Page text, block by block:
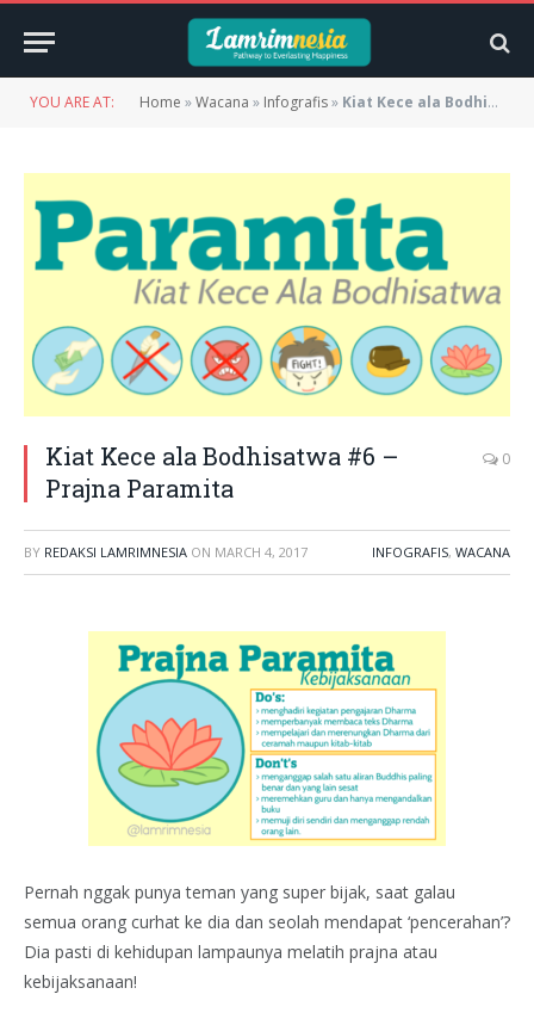
YOU ARE AT: Home »Wacana » Infografis» Kiat Kece ala Bodhisatwa #6 – Prajna Paramita
Kiat Kece ala Bodhisatwa #6 –
Prajna Paramita
0
BY REDAKSI LAMRIMNESIA ON MARCH 4, 2017 INFOGRAFIS, WACANA
Pernah nggak punya teman yang super bijak, saat galau
semua orang curhat ke dia dan seolah mendapat ‘pencerahan’?
Dia pasti di kehidupan lampaunya melatih prajna atau
kebijaksanaan!